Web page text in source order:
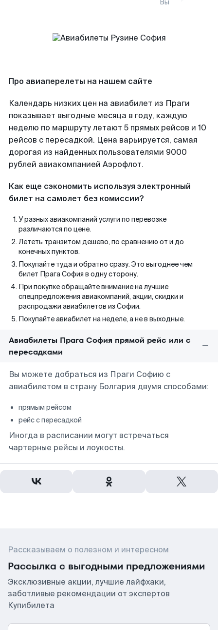
Вы
Про авиаперелеты на нашем сайте
Календарь низких цен на авиабилет из Праги
показывает выгодные месяца в году, каждую
неделю по маршруту летают 5 прямых рейсов и 10
рейсов с пересадкой. Цена варьируется, самая
дорогая из найденных пользователями 9000
рублей авиакомпанией Аэрофлот.
Как еще сэкономить используя электронный
билет на самолет без комиссии?
У разных авиакомпаний услуги по перевозке
различаются по цене.
Лететь транзитом дешево, по сравнению от и до
конечных пунктов.
Покупайте туда и обратно сразу. Это выгоднее чем
билет Прага София в одну сторону.
При покупке обращайте внимание на лучшие
спецпредложения авиакомпаний, акции, скидки и
распродажи авиабилетов из Софии.
Покупайте авиабилет на неделе, а не в выходные.
Авиабилеты Прага София прямой рейс или с
пересадками
Вы можете добраться из Праги Софию с
авиабилетом в страну Болгария двумя способами:
прямым рейсом
рейс с пересадкой
Иногда в расписании могут встречаться
чартерные рейсы и лоукосты.
Рассказываем о полезном и интересном
Рассылка с выгодными предложениями
Эксклюзивные акции, лучшие лайфхаки,
заботливые рекомендации от экспертов
Купибилета